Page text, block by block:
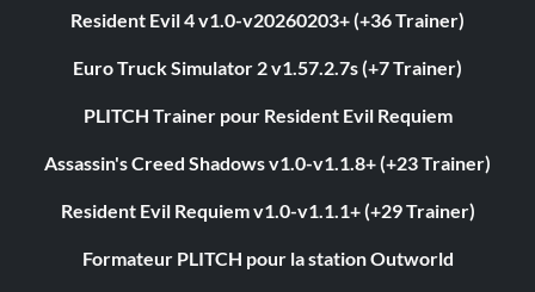
Resident Evil 4 v1.0-v20260203+ (+36 Trainer)
Euro Truck Simulator 2 v1.57.2.7s (+7 Trainer)
PLITCH Trainer pour Resident Evil Requiem
Assassin's Creed Shadows v1.0-v1.1.8+ (+23 Trainer)
Resident Evil Requiem v1.0-v1.1.1+ (+29 Trainer)
Formateur PLITCH pour la station Outworld